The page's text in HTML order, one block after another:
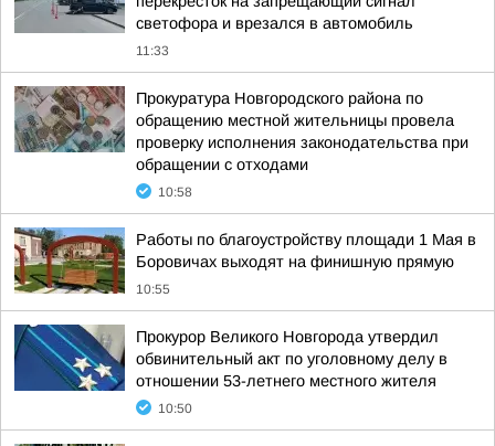
светофора и врезался в автомобиль
11:33
Прокуратура Новгородского района по
обращению местной жительницы провела
проверку исполнения законодательства при
обращении с отходами
10:58
Работы по благоустройству площади 1 Мая в
Боровичах выходят на финишную прямую
10:55
Прокурор Великого Новгорода утвердил
обвинительный акт по уголовному делу в
отношении 53-летнего местного жителя
10:50